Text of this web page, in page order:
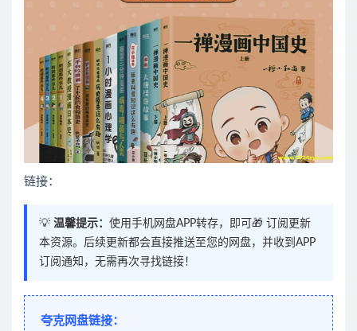
链接：
💡 温馨提示： 使用手机网盘APP转存，即可🎁 订阅更新
本资源。后续更新都会直接推送至您的网盘，并收到APP
订阅通知，无需再次寻找链接！
夸克网盘链接：